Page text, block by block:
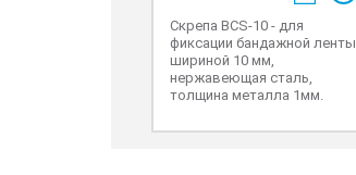
Скрепа BCS-10 - для
фиксации бандажной ленты
шириной 10 мм,
нержавеющая сталь,
толщина металла 1мм.